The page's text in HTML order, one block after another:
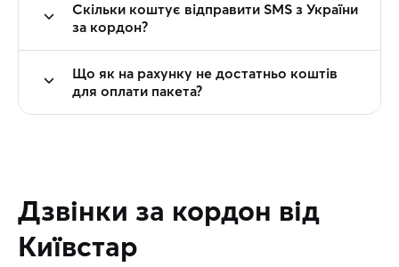
Скільки коштує відправити SMS з України
за кордон?
Що як на рахунку не достатньо коштів
для оплати пакета?
Дзвінки за кордон від
Київстар